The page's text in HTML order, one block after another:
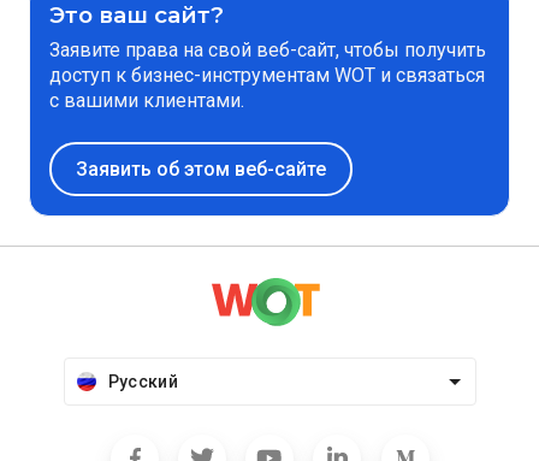
Это ваш сайт?
Заявите права на свой веб-сайт, чтобы получить
доступ к бизнес-инструментам WOT и связаться
с вашими клиентами.
Заявить об этом веб-сайте
Русский